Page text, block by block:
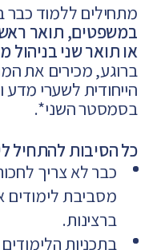
מתחילים ללמוד
במשפטים, תואר
או תואר שני בניהול
ברוגע, מכירים את
הייחודית לשערי
בסמסטר השני*.
כל הסיבות להתחיל
כבר לא צריך
מסביבת
ברצינות.
בתכניות